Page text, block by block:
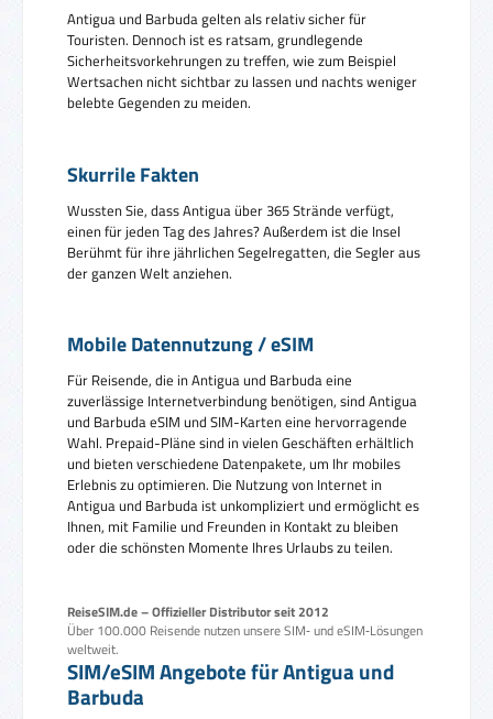
Antigua und Barbuda gelten als relativ sicher für
Touristen. Dennoch ist es ratsam, grundlegende
Sicherheitsvorkehrungen zu treffen, wie zum Beispiel
Wertsachen nicht sichtbar zu lassen und nachts weniger
belebte Gegenden zu meiden.
Skurrile Fakten
Wussten Sie, dass Antigua über 365 Strände verfügt,
einen für jeden Tag des Jahres? Außerdem ist die Insel
Berühmt für ihre jährlichen Segelregatten, die Segler aus
der ganzen Welt anziehen.
Mobile Datennutzung / eSIM
Für Reisende, die in Antigua und Barbuda eine
zuverlässige Internetverbindung benötigen, sind Antigua
und Barbuda eSIM und SIM-Karten eine hervorragende
Wahl. Prepaid-Pläne sind in vielen Geschäften erhältlich
und bieten verschiedene Datenpakete, um Ihr mobiles
Erlebnis zu optimieren. Die Nutzung von Internet in
Antigua und Barbuda ist unkompliziert und ermöglicht es
Ihnen, mit Familie und Freunden in Kontakt zu bleiben
oder die schönsten Momente Ihres Urlaubs zu teilen.
ReiseSIM.de – Offizieller Distributor seit 2012
Über 100.000 Reisende nutzen unsere SIM‑ und eSIM‑Lösungen
weltweit.
SIM/eSIM Angebote für Antigua und
Barbuda